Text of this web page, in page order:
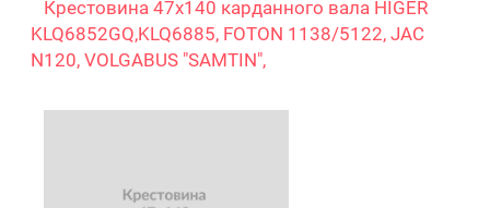
Крестовина 47x140 карданного вала HIGER
KLQ6852GQ,KLQ6885, FOTON 1138/5122, JAC
N120, VOLGABUS "SAMTIN",